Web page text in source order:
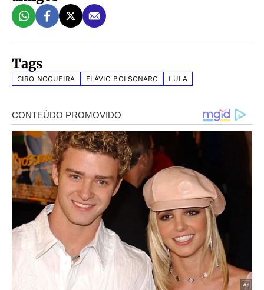
Tags
CIRO NOGUEIRA FLÁVIO BOLSONARO LULA